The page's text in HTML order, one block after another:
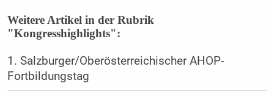
Weitere Artikel in der Rubrik
"Kongresshighlights":
1. Salzburger/Oberösterreichischer AHOP-
Fortbildungstag